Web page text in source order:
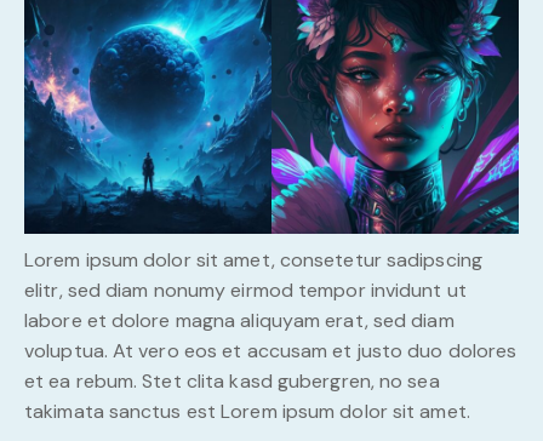
Lorem ipsum dolor sit amet, consetetur sadipscing
elitr, sed diam nonumy eirmod tempor invidunt ut
labore et dolore magna aliquyam erat, sed diam
voluptua. At vero eos et accusam et justo duo dolores
et ea rebum. Stet clita kasd gubergren, no sea
takimata sanctus est Lorem ipsum dolor sit amet.